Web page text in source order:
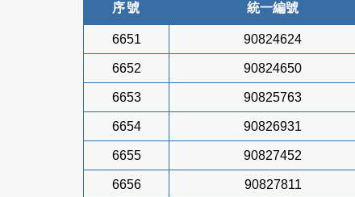
序號 統一編號
6651 90824624
6652 90824650
6653 90825763
6654 90826931
6655 90827452
6656 90827811